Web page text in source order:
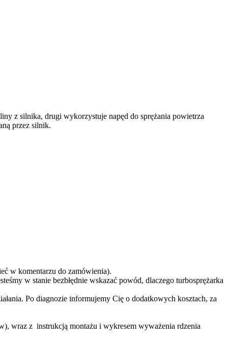
z silnika, drugi wykorzystuje napęd do sprężania powietrza
przez silnik.
w komentarzu do zamówienia).
w stanie bezbłędnie wskazać powód, dlaczego turbosprężarka
Po diagnozie informujemy Cię o dodatkowych kosztach, za
wraz z instrukcją montażu i wykresem wyważenia rdzenia